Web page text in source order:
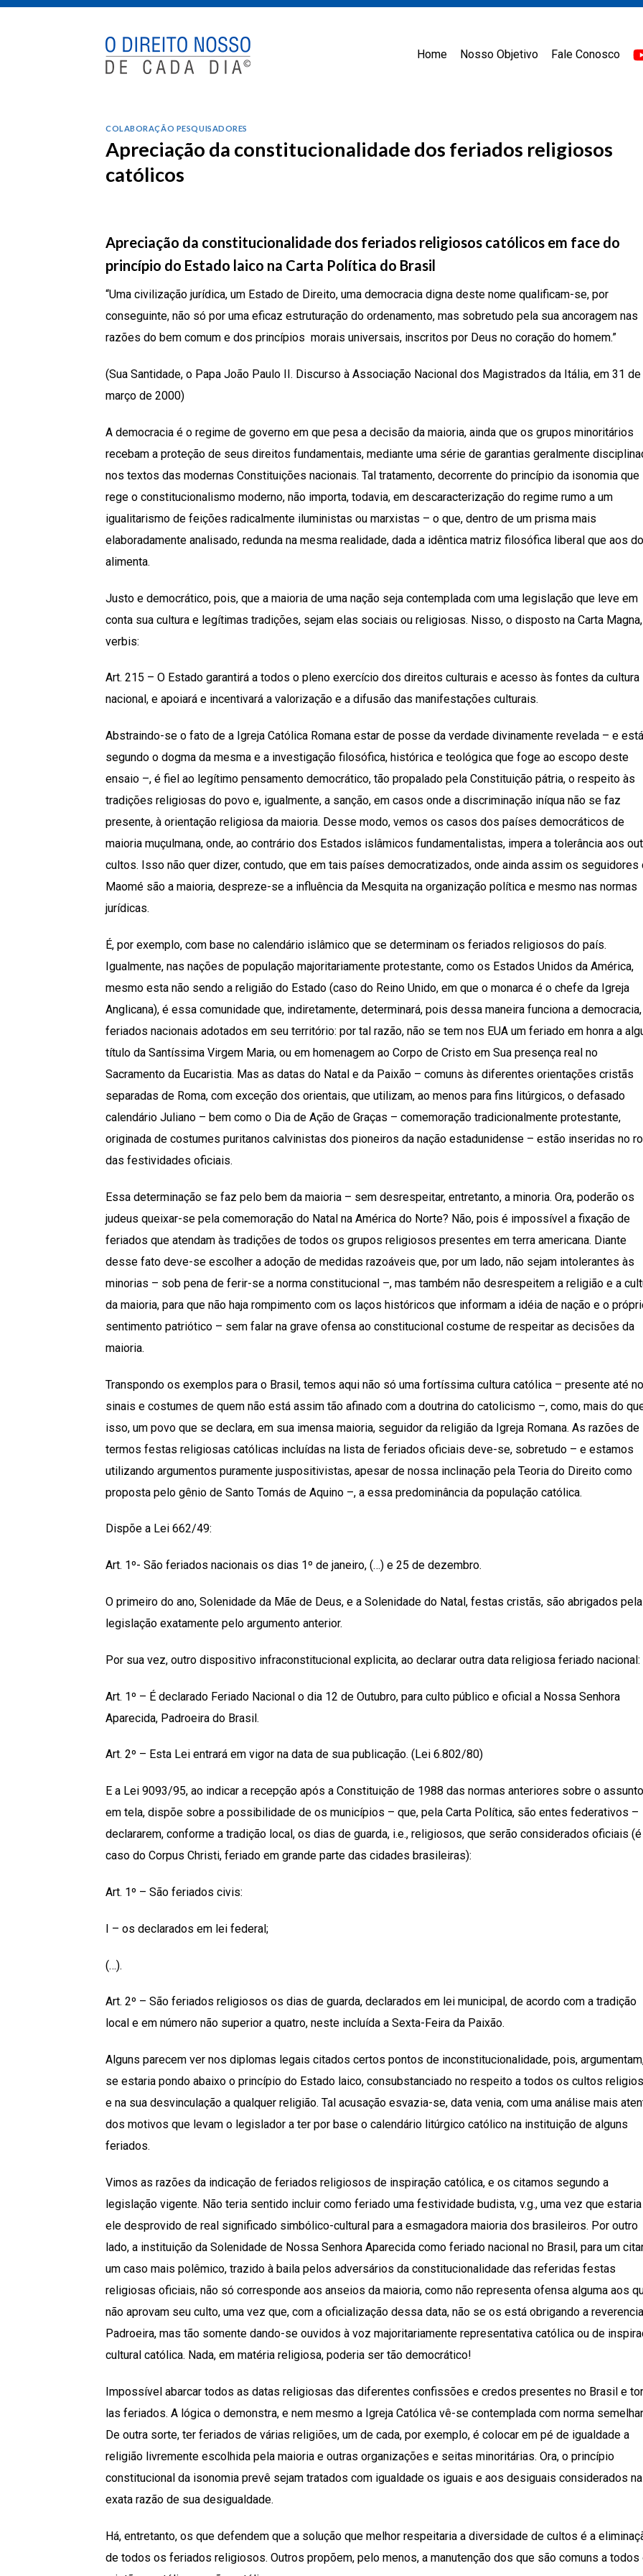
Skip
Home Nosso Objetivo Fale Conosco
COLABORAÇÃO PESQUISADORES
Apreciação da constitucionalidade dos feriados religiosos
católicos
Apreciação da constitucionalidade dos feriados religiosos católicos em face do
princípio do Estado laico na Carta Política do Brasil
“Uma civilização jurídica, um Estado de Direito, uma democracia digna deste nome qualificam-se, por
conseguinte, não só por uma eficaz estruturação do ordenamento, mas sobretudo pela sua ancoragem nas
razões do bem comum e dos princípios morais universais, inscritos por Deus no coração do homem.”
(Sua Santidade, o Papa João Paulo II. Discurso à Associação Nacional dos Magistrados da Itália, em 31 de
março de 2000)
A democracia é o regime de governo em que pesa a decisão da maioria, ainda que os grupos minoritários
recebam a proteção de seus direitos fundamentais, mediante uma série de garantias geralmente
nos textos das modernas Constituições nacionais. Tal tratamento, decorrente do princípio da isonomia que
rege o constitucionalismo moderno, não importa, todavia, em descaracterização do regime rumo a um
igualitarismo de feições radicalmente iluministas ou marxistas – o que, dentro de um prisma mais
elaboradamente analisado, redunda na mesma realidade, dada a idêntica matriz filosófica liberal que aos
alimenta.
Justo e democrático, pois, que a maioria de uma nação seja contemplada com uma legislação que leve em
conta sua cultura e legítimas tradições, sejam elas sociais ou religiosas. Nisso, o disposto na Carta
verbis:
Art. 215 – O Estado garantirá a todos o pleno exercício dos direitos culturais e acesso às fontes da cultura
nacional, e apoiará e incentivará a valorização e a difusão das manifestações culturais.
Abstraindo-se o fato de a Igreja Católica Romana estar de posse da verdade divinamente revelada – e
segundo o dogma da mesma e a investigação filosófica, histórica e teológica que foge ao escopo deste
ensaio –, é fiel ao legítimo pensamento democrático, tão propalado pela Constituição pátria, o respeito às
tradições religiosas do povo e, igualmente, a sanção, em casos onde a discriminação iníqua não se faz
presente, à orientação religiosa da maioria. Desse modo, vemos os casos dos países democráticos de
maioria muçulmana, onde, ao contrário dos Estados islâmicos fundamentalistas, impera a tolerância aos
cultos. Isso não quer dizer, contudo, que em tais países democratizados, onde ainda assim os seguidores
Maomé são a maioria, despreze-se a influência da Mesquita na organização política e mesmo nas normas
jurídicas.
É, por exemplo, com base no calendário islâmico que se determinam os feriados religiosos do país.
Igualmente, nas nações de população majoritariamente protestante, como os Estados Unidos da América,
mesmo esta não sendo a religião do Estado (caso do Reino Unido, em que o monarca é o chefe da Igreja
Anglicana), é essa comunidade que, indiretamente, determinará, pois dessa maneira funciona a
feriados nacionais adotados em seu território: por tal razão, não se tem nos EUA um feriado em honra a
título da Santíssima Virgem Maria, ou em homenagem ao Corpo de Cristo em Sua presença real no
Sacramento da Eucaristia. Mas as datas do Natal e da Paixão – comuns às diferentes orientações cristãs
separadas de Roma, com exceção dos orientais, que utilizam, ao menos para fins litúrgicos, o defasado
calendário Juliano – bem como o Dia de Ação de Graças – comemoração tradicionalmente protestante,
originada de costumes puritanos calvinistas dos pioneiros da nação estadunidense – estão inseridas no
das festividades oficiais.
Essa determinação se faz pelo bem da maioria – sem desrespeitar, entretanto, a minoria. Ora, poderão os
judeus queixar-se pela comemoração do Natal na América do Norte? Não, pois é impossível a fixação de
feriados que atendam às tradições de todos os grupos religiosos presentes em terra americana. Diante
desse fato deve-se escolher a adoção de medidas razoáveis que, por um lado, não sejam intolerantes às
minorias – sob pena de ferir-se a norma constitucional –, mas também não desrespeitem a religião e a
da maioria, para que não haja rompimento com os laços históricos que informam a idéia de nação e o
sentimento patriótico – sem falar na grave ofensa ao constitucional costume de respeitar as decisões da
maioria.
Transpondo os exemplos para o Brasil, temos aqui não só uma fortíssima cultura católica – presente até
sinais e costumes de quem não está assim tão afinado com a doutrina do catolicismo –, como, mais do
isso, um povo que se declara, em sua imensa maioria, seguidor da religião da Igreja Romana. As razões de
termos festas religiosas católicas incluídas na lista de feriados oficiais deve-se, sobretudo – e estamos
utilizando argumentos puramente juspositivistas, apesar de nossa inclinação pela Teoria do Direito como
proposta pelo gênio de Santo Tomás de Aquino –, a essa predominância da população católica.
Dispõe a Lei 662/49:
Art. 1º- São feriados nacionais os dias 1º de janeiro, (…) e 25 de dezembro.
O primeiro do ano, Solenidade da Mãe de Deus, e a Solenidade do Natal, festas cristãs, são abrigados pela
legislação exatamente pelo argumento anterior.
Por sua vez, outro dispositivo infraconstitucional explicita, ao declarar outra data religiosa feriado nacional:
Art. 1º – É declarado Feriado Nacional o dia 12 de Outubro, para culto público e oficial a Nossa Senhora
Aparecida, Padroeira do Brasil.
Art. 2º – Esta Lei entrará em vigor na data de sua publicação. (Lei 6.802/80)
E a Lei 9093/95, ao indicar a recepção após a Constituição de 1988 das normas anteriores sobre o assunto
em tela, dispõe sobre a possibilidade de os municípios – que, pela Carta Política, são entes federativos –
declararem, conforme a tradição local, os dias de guarda, i.e., religiosos, que serão considerados oficiais
caso do Corpus Christi, feriado em grande parte das cidades brasileiras):
Art. 1º – São feriados civis:
I – os declarados em lei federal;
(…).
Art. 2º – São feriados religiosos os dias de guarda, declarados em lei municipal, de acordo com a tradição
local e em número não superior a quatro, neste incluída a Sexta-Feira da Paixão.
Alguns parecem ver nos diplomas legais citados certos pontos de inconstitucionalidade, pois,
se estaria pondo abaixo o princípio do Estado laico, consubstanciado no respeito a todos os cultos
e na sua desvinculação a qualquer religião. Tal acusação esvazia-se, data venia, com uma análise mais
dos motivos que levam o legislador a ter por base o calendário litúrgico católico na instituição de alguns
feriados.
Vimos as razões da indicação de feriados religiosos de inspiração católica, e os citamos segundo a
legislação vigente. Não teria sentido incluir como feriado uma festividade budista, v.g., uma vez que estaria
ele desprovido de real significado simbólico-cultural para a esmagadora maioria dos brasileiros. Por outro
lado, a instituição da Solenidade de Nossa Senhora Aparecida como feriado nacional no Brasil, para um
um caso mais polêmico, trazido à baila pelos adversários da constitucionalidade das referidas festas
religiosas oficiais, não só corresponde aos anseios da maioria, como não representa ofensa alguma aos
não aprovam seu culto, uma vez que, com a oficialização dessa data, não se os está obrigando a
Padroeira, mas tão somente dando-se ouvidos à voz majoritariamente representativa católica ou de
cultural católica. Nada, em matéria religiosa, poderia ser tão democrático!
Impossível abarcar todos as datas religiosas das diferentes confissões e credos presentes no Brasil e
las feriados. A lógica o demonstra, e nem mesmo a Igreja Católica vê-se contemplada com norma
De outra sorte, ter feriados de várias religiões, um de cada, por exemplo, é colocar em pé de igualdade a
religião livremente escolhida pela maioria e outras organizações e seitas minoritárias. Ora, o princípio
constitucional da isonomia prevê sejam tratados com igualdade os iguais e aos desiguais considerados na
exata razão de sua desigualdade.
Há, entretanto, os que defendem que a solução que melhor respeitaria a diversidade de cultos é a
de todos os feriados religiosos. Outros propõem, pelo menos, a manutenção dos que são comuns a todos